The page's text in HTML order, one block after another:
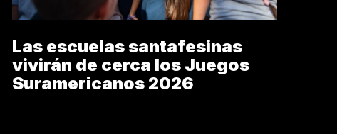
Las escuelas santafesinas
vivirán de cerca los Juegos
Suramericanos 2026